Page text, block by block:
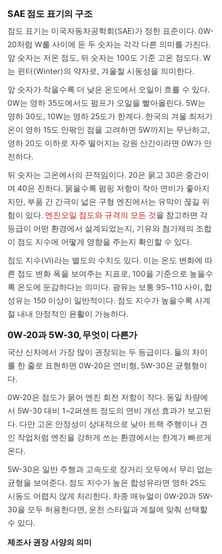
SAE 점도 표기의 구조
점도 표기는 미국자동차공학회(SAE)가 정한 표준이다. 0W-
20처럼 W를 사이에 둔 두 숫자는 각각 다른 의미를 가진다.
앞 숫자는 저온 점도, 뒤 숫자는 100도 기준 고온 점도다. W
는 윈터(Winter)의 약자로, 겨울철 시동성을 의미한다.
앞 숫자가 작을수록 더 낮은 온도에서 오일이 흐를 수 있다.
0W는 영하 35도에서도 펌프가 오일을 빨아올린다. 5W는
영하 30도, 10W는 영하 25도가 한계다. 한국의 겨울 최저기
온이 영하 15도 안팎인 점을 고려하면 5W까지는 무난하고,
영하 20도 이하로 자주 떨어지는 강원 산간이라면 0W가 안
전하다.
뒤 숫자는 고온에서의 끈적임이다. 20은 묽고 30은 중간이
며 40은 진하다. 묽을수록 펌핑 저항이 작아 연비가 좋아지
지만, 부품 간 간극이 넓은 구형 엔진에서는 유막이 끊길 위
험이 있다. 엔진오일 점도와 규격의 모든 것을 참고하면 각
등급이 어떤 환경에서 설계되었는지, 기유와 첨가제의 조합
이 점도 지수에 어떻게 영향을 주는지 확인할 수 있다.
점도 지수(VI)라는 별도의 수치도 있다. 이는 온도 변화에 따
른 점도 변화 폭을 보여주는 지표로, 100을 기준으로 높을수
록 온도에 둔감하다는 의미다. 광유는 보통 95~110 사이, 합
성유는 150 이상이 일반적이다. 점도 지수가 높을수록 사계
절 내내 안정적인 윤활이 가능하다.
0W-20과 5W-30, 무엇이 다른가
국산 신차에서 가장 많이 권장되는 두 등급이다. 둘의 차이
를 한 줄로 표현하면 0W-20은 연비형, 5W-30은 균형형이
다.
0W-20은 점도가 묽어 엔진 회전 저항이 작다. 동일 차량에
서 5W-30 대비 1~2퍼센트 정도의 연비 개선 효과가 보고된
다. 다만 고온 안정성이 상대적으로 낮아 트랙 주행이나 견
인 작업처럼 엔진을 강하게 쓰는 환경에서는 한계가 빠르게
온다.
5W-30은 일반 주행과 고속도로 장거리 모두에서 무리 없는
균형을 보여준다. 점도 지수가 높은 합성유라면 영하 25도
시동도 어렵지 않게 처리한다. 차종 매뉴얼이 0W-20과 5W-
30을 모두 허용한다면, 운전 스타일과 계절에 맞춰 선택할
수 있다.
제조사 권장 사양의 의미